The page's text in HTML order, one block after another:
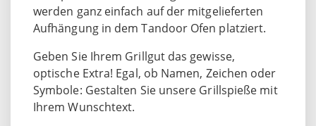
werden ganz einfach auf der mitgelieferten
Aufhängung in dem Tandoor Ofen platziert.
Geben Sie Ihrem Grillgut das gewisse,
optische Extra! Egal, ob Namen, Zeichen oder
Symbole: Gestalten Sie unsere Grillspieße mit
Ihrem Wunschtext.